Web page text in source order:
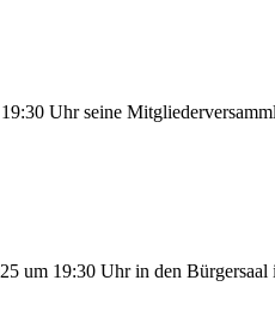
Uhr seine
um 19:30 Uhr in den